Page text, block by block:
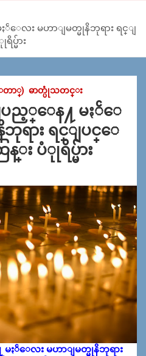
/ ၀၉ ၉၆၃၆၉၉၈၃၄
လး မဟာျမတ္မုနိဘုရား ရင္ျ
မ်ား
တာ္) ဓာတ္ပုံသတင္း
ပည့္ေန႔ မႏၲေ
ဘုရား ရင္ျပင္ေ
န္း ပံုုရိပ္မ်ား
ေလး မဟာျမတ္မုနိဘုရား